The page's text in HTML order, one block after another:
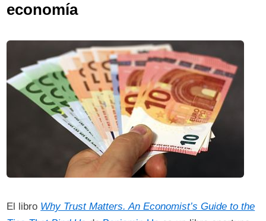
economía
El libro Why Trust Matters. An Economist’s Guide to the